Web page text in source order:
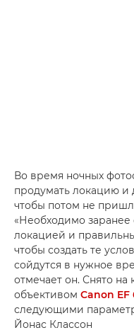
Во время ночных
продумать локацию и
чтобы потом не
«Необходимо
локацией и
чтобы создать те
сойдутся в нужное
отмечает он. Снято на
объективом Canon EF
следующими
Йонас Классон